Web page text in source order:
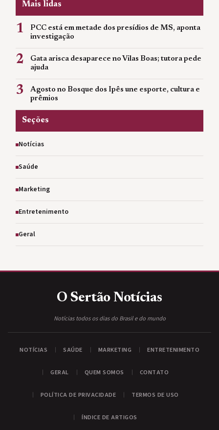
Mais lidas
1
PCC está em metade dos presídios de MS, aponta
investigação
2
Gata arisca desaparece no Vilas Boas; tutora pede
ajuda
3
Agosto no Bosque dos Ipês une esporte, cultura e
prêmios
Seções
Notícias
Saúde
Marketing
Entretenimento
Geral
O Sertão Notícias
Notícias todos os dias do Brasil e do mundo
NOTÍCIAS SAÚDE MARKETING ENTRETENIMENTO
GERAL QUEM SOMOS CONTATO
POLÍTICA DE PRIVACIDADE TERMOS DE USO
ÍNDICE DE ARTIGOS